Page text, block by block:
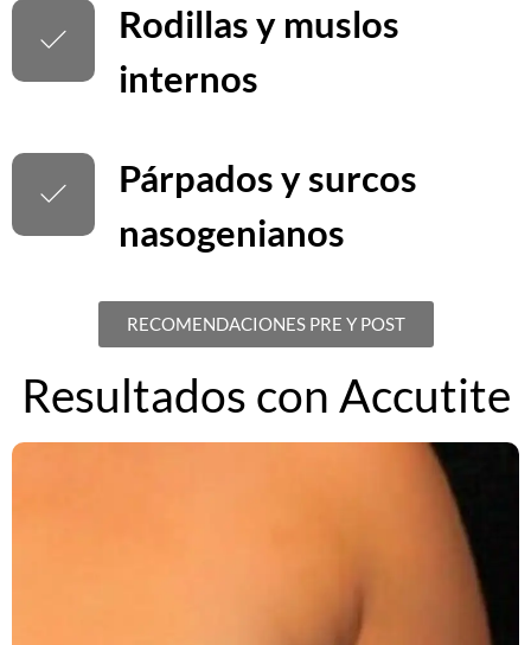
Rodillas y muslos
internos
Párpados y surcos
nasogenianos
RECOMENDACIONES PRE Y POST
Resultados con Accutite